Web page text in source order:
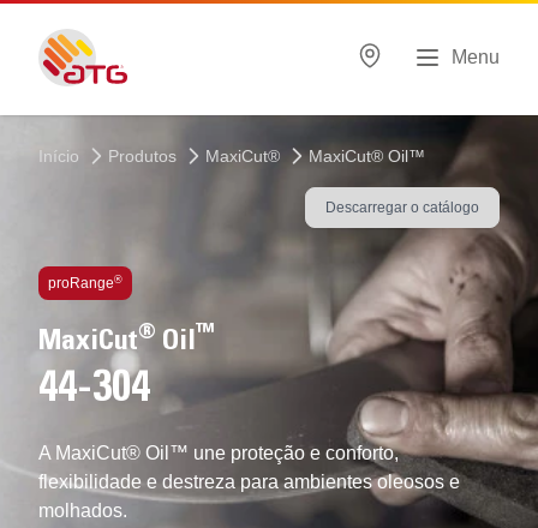
Menu
Início Produtos MaxiCut® MaxiCut® Oil™
Descarregar o catálogo
proRange®
MaxiCut® Oil™
44-304
A MaxiCut® Oil™ une proteção e conforto,
flexibilidade e destreza para ambientes oleosos e
molhados​.
Tecnologias usadas